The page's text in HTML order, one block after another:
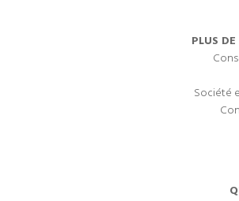
PLUS
Société